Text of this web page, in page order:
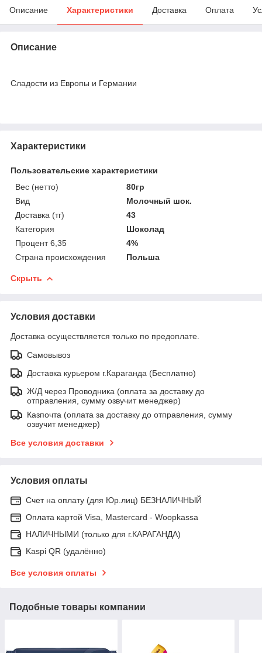
Описание Характеристики Доставка Оплата
Описание
Сладости из Европы и Германии
Характеристики
Пользовательские характеристики
Вес (нетто)
80гр
Вид
Молочный шок.
Доставка (тг)
43
Категория
Шоколад
Процент 6,35
4%
Страна происхождения
Польша
Скрыть
Условия доставки
Доставка осуществляется только по предоплате.
Самовывоз
Доставка курьером г.Караганда (Бесплатно)
Ж/Д через Проводника (оплата за доставку до
отправления, сумму озвучит менеджер)
Казпочта (оплата за доставку до отправления, сумму
озвучит менеджер)
Все условия доставки
Условия оплаты
Счет на оплату (для Юр.лиц) БЕЗНАЛИЧНЫЙ
Оплата картой Visa, Mastercard - Woopkassa
НАЛИЧНЫМИ (только для г.КАРАГАНДА)
Kaspi QR (удалённо)
Все условия оплаты
Подобные товары компании